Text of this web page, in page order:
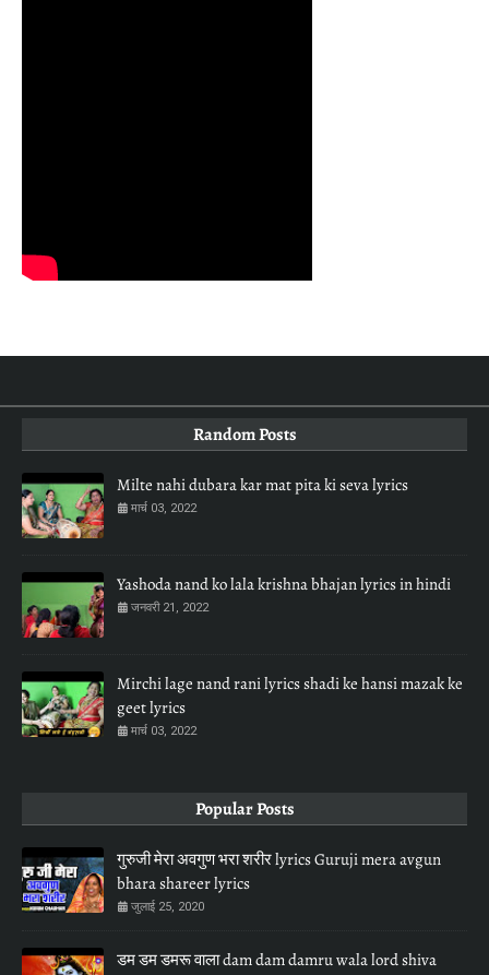
Random Posts
Milte nahi dubara kar mat pita ki seva lyrics
मार्च 03, 2022
Yashoda nand ko lala krishna bhajan lyrics in hindi
जनवरी 21, 2022
Mirchi lage nand rani lyrics shadi ke hansi mazak ke
geet lyrics
मार्च 03, 2022
Popular Posts
गुरुजी मेरा अवगुण भरा शरीर lyrics Guruji mera avgun
bhara shareer lyrics
जुलाई 25, 2020
डम डम डमरू वाला dam dam damru wala lord shiva